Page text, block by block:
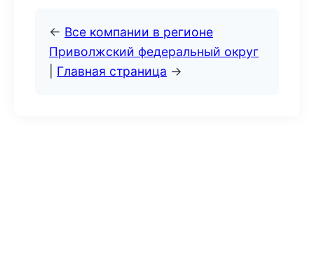
← Все компании в регионе
Приволжский федеральный округ
Главная страница →